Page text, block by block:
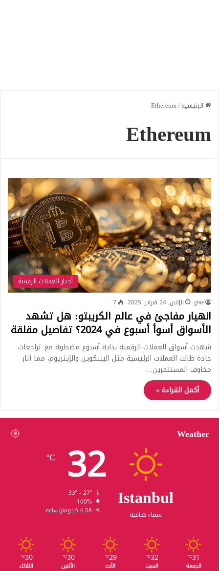
الرئيسية/
Ethereum
Ethereum
أخبار العملات الرقمية
gine الإثنين, 24 فبراير, 2025 7
انهيار مفاجئ في عالم الكريبتو: هل تشهد
الأسواق أسوأ أسبوع في 2024؟ تفاصيل مقلقة
شهدت أسواق العملات الرقمية بداية أسبوع مضطربة مع تراجعات
حادة طالت العملات الرئیسية مثل البيتكوين والإيثريوم، مما أثار
مخاوف المستثمرين…
أكمل القراءة »
Weather
Istanbul
سماء صافية
32
℃
100%
6.08 كيلومتر/ساعة
31
℃
الجمعة
32
℃
السبت
29
℃
الأحد
30
℃
الأثنين
30
℃
الثلاثاء